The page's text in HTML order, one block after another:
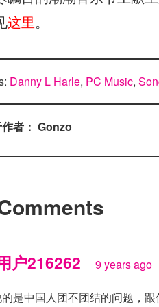
这里。
Danny L Harle, PC Music,
者： Gonzo
户216262 9 years ago
是中国人团不团结的问题，